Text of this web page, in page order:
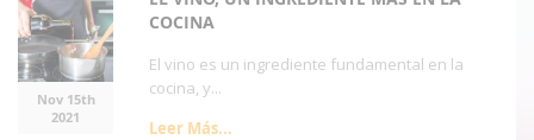
Nov 15th
2021
COCINA
El vino es un ingrediente fundamental en la
cocina, y...
Leer Más...